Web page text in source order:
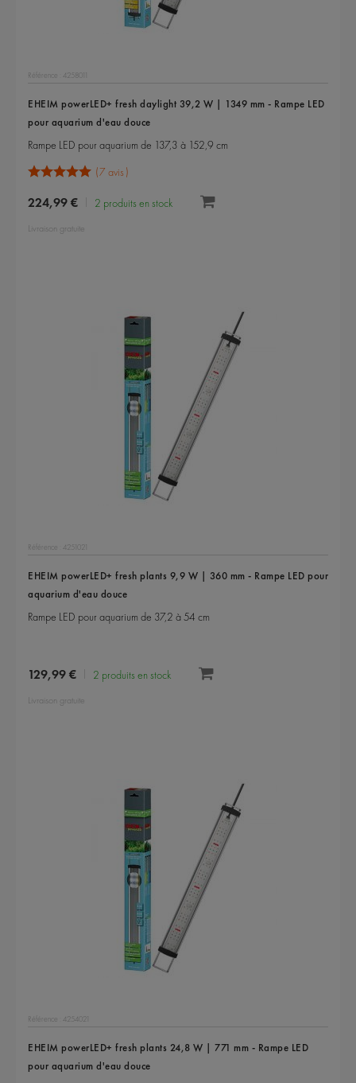
Référence : 4258011
EHEIM powerLED+ fresh daylight 39,2 W | 1349 mm - Rampe LED
pour aquarium d'eau douce
Rampe LED pour aquarium de 137,3 à 152,9 cm
7 avis
224,99 € 2 produits en stock
Livraison gratuite
Référence : 4251021
EHEIM powerLED+ fresh plants 9,9 W | 360 mm - Rampe LED pour
aquarium d'eau douce
Rampe LED pour aquarium de 37,2 à 54 cm
129,99 € 2 produits en stock
Livraison gratuite
Référence : 4254021
EHEIM powerLED+ fresh plants 24,8 W | 771 mm - Rampe LED
pour aquarium d'eau douce